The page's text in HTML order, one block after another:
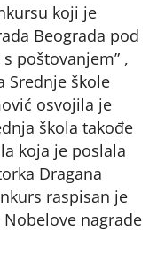
koji je
Beograda pod
poštovanjem” ,
Srednje škole
osvojila je
škola takođe
koja je poslala
Dragana
raspisan je
nagrade